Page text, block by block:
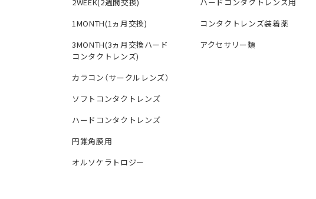
1MONTH(1ヵ月交換)
3MONTH(3ヵ月交換ハード
コンタクトレンズ)
カラコン（サークルレンズ）
ソフトコンタクトレンズ
ハードコンタクトレンズ
円錐角膜用
オルソケラトロジー
コンタクトレンズ装着薬
アクセサリー類